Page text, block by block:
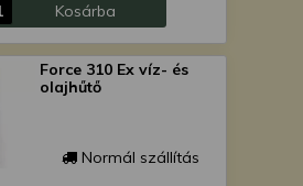
Kosárba
Force 310 Ex víz- és
olajhűtő
Normál szállítás